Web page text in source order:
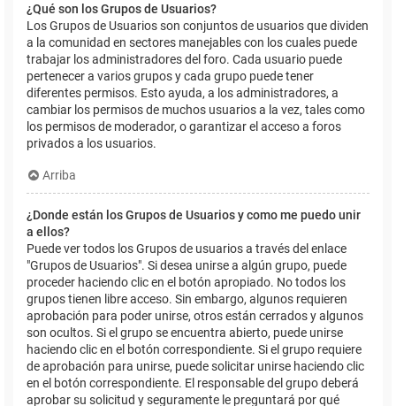
¿Qué son los Grupos de Usuarios?
Los Grupos de Usuarios son conjuntos de usuarios que dividen
a la comunidad en sectores manejables con los cuales puede
trabajar los administradores del foro. Cada usuario puede
pertenecer a varios grupos y cada grupo puede tener
diferentes permisos. Esto ayuda, a los administradores, a
cambiar los permisos de muchos usuarios a la vez, tales como
los permisos de moderador, o garantizar el acceso a foros
privados a los usuarios.
Arriba
¿Donde están los Grupos de Usuarios y como me puedo unir
a ellos?
Puede ver todos los Grupos de usuarios a través del enlace
"Grupos de Usuarios". Si desea unirse a algún grupo, puede
proceder haciendo clic en el botón apropiado. No todos los
grupos tienen libre acceso. Sin embargo, algunos requieren
aprobación para poder unirse, otros están cerrados y algunos
son ocultos. Si el grupo se encuentra abierto, puede unirse
haciendo clic en el botón correspondiente. Si el grupo requiere
de aprobación para unirse, puede solicitar unirse haciendo clic
en el botón correspondiente. El responsable del grupo deberá
aprobar su solicitud y seguramente le preguntará por qué